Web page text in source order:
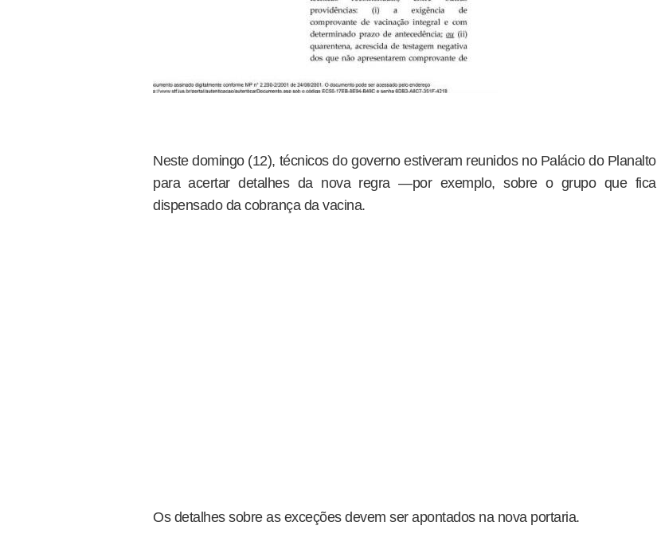
Neste domingo (12), técnicos do governo estiveram reunidos no Palácio do Planalto
para acertar detalhes da nova regra —por exemplo, sobre o grupo que fica
dispensado da cobrança da vacina.
Os detalhes sobre as exceções devem ser apontados na nova portaria.